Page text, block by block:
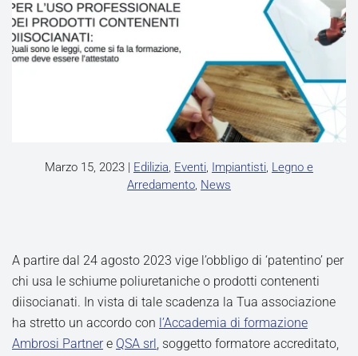
Marzo 15, 2023 | Edilizia, Eventi, Impiantisti, Legno e
Arredamento, News
A partire dal 24 agosto 2023 vige l’obbligo di ‘patentino’ per
chi usa le schiume poliuretaniche o prodotti contenenti
diisocianati. In vista di tale scadenza la Tua associazione
ha stretto un accordo con l’Accademia di formazione
Ambrosi Partnere QSA srl, soggetto formatore accreditato,